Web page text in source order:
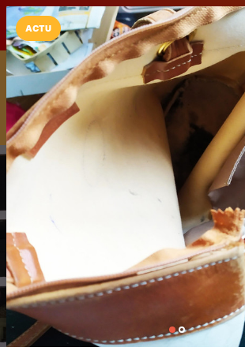
LaCarte
Installez l'App LaCarte
Téléchargez gratuitement l'app
commerces favoris et ne rien rater !
Télécharger Plus tard
ACTU